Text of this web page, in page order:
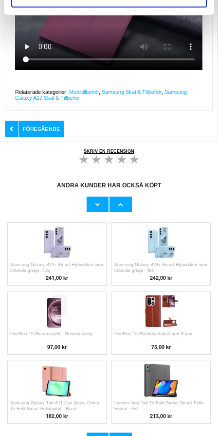
Relaterade kategorier: Mobiltillbehör, Samsung Skal & Tillbehör, Samsung
Galaxy A17 Skal & Tillbehör
SKRIV EN RECENSION
ANDRA KUNDER HAR OCKSÅ KÖPT
Samsung Galaxy A17/A26 Skärmskydd av
Samsung Galaxy A17 Smart Clear View Flip
Samsung Galaxy S24+ Smart Hybridskal med
stående grepp - Lila
241,00 kr
Samsung Galaxy S24+ Smart Hybridskal med
stående grepp - Blå
242,00 kr
OnePlus 15 Skarmskydd - Genomskinlig
97,00 kr
OnePlus 15 Plånboksfodral med Stativ
75,00 kr
Samsung Galaxy Tab A11 Dux Ducis Domo
Tri-Fold Smart Foliofodral - Rosa
182,00 kr
Lenovo Idea Tab Tri-Fold Series Smart Folio
Fodral - Grå
213,00 kr